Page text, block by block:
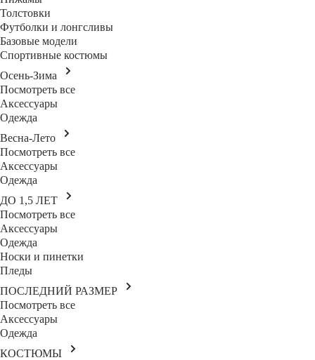
Толстовки
Футболки и лонгсливы
Базовые модели
Спортивные костюмы
Осень-Зима
Посмотреть все
Аксессуары
Одежда
Весна-Лето
Посмотреть все
Аксессуары
Одежда
ДО 1,5 ЛЕТ
Посмотреть все
Аксессуары
Одежда
Носки и пинетки
Пледы
ПОСЛЕДНИЙ РАЗМЕР
Посмотреть все
Аксессуары
Одежда
КОСТЮМЫ